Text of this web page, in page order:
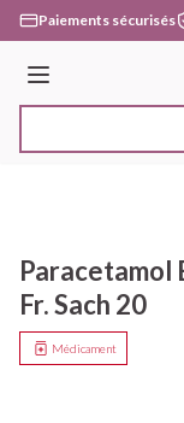
Aller au contenu
Paiements sécurisés
Menu
Paracetamol
Fr. Sach 20
Médicament